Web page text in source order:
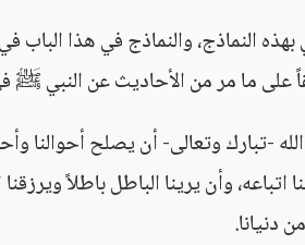
النماذج، والنماذج في هذا الباب
على ما مر من الأحاديث عن النبي ﷺ
-تبارك وتعالى- أن يصلح أحوالنا
اتباعه، وأن يرينا الباطل باطلاً
دنيانا.